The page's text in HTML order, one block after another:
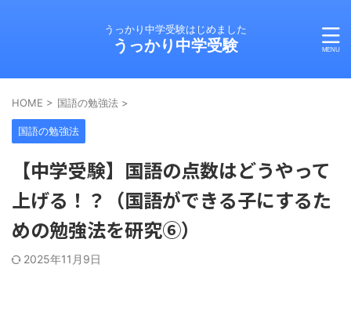
うっかり中学受験はじめました
うっかり中学受験
HOME > 国語の勉強法 >
国語の勉強法
【中学受験】国語の点数はどうやって
上げる！？（国語ができる子にするた
めの勉強法を研究⑥）
2025年11月9日